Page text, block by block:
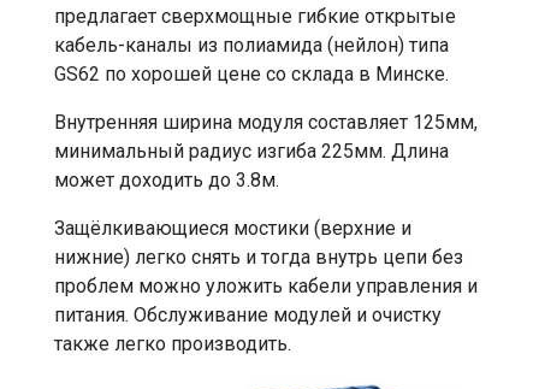
предлагает сверхмощные гибкие открытые
кабель-каналы из полиамида (нейлон) типа
GS62 по хорошей цене со склада в Минске.
Внутренняя ширина модуля составляет 125мм,
минимальный радиус изгиба 225мм. Длина
может доходить до 3.8м.
Защёлкивающиеся мостики (верхние и
нижние) легко снять и тогда внутрь цепи без
проблем можно уложить кабели управления и
питания. Обслуживание модулей и очистку
также легко производить.